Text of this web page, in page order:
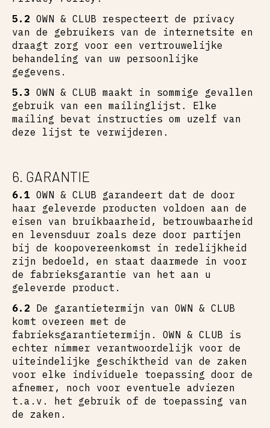
5.2 OWN & CLUB respecteert de privacy
van de gebruikers van de internetsite en
draagt zorg voor een vertrouwelijke
behandeling van uw persoonlijke
gegevens.
5.3 OWN & CLUB maakt in sommige gevallen
gebruik van een mailinglijst. Elke
mailing bevat instructies om uzelf van
deze lijst te verwijderen.
6. GARANTIE
6.1 OWN & CLUB garandeert dat de door
haar geleverde producten voldoen aan de
eisen van bruikbaarheid, betrouwbaarheid
en levensduur zoals deze door partijen
bij de koopovereenkomst in redelijkheid
zijn bedoeld, en staat daarmede in voor
de fabrieksgarantie van het aan u
geleverde product.
6.2 De garantietermijn van OWN & CLUB
komt overeen met de
fabrieksgarantietermijn. OWN & CLUB is
echter nimmer verantwoordelijk voor de
uiteindelijke geschiktheid van de zaken
voor elke individuele toepassing door de
afnemer, noch voor eventuele adviezen
t.a.v. het gebruik of de toepassing van
de zaken.